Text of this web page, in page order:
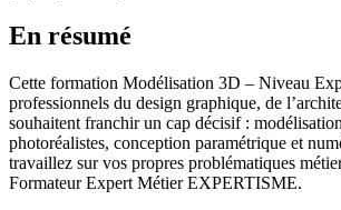
En résumé
Cette formation Modélisation 3D – Niveau
professionnels du design graphique, de
souhaitent franchir un cap décisif :
photoréalistes, conception paramétrique et
travaillez sur vos propres problématiques
Formateur Expert Métier EXPERTISME.